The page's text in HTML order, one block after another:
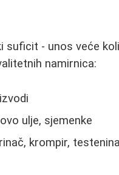
suficit - unos veće
namirnica:
ulje, sjemenke
krompir,